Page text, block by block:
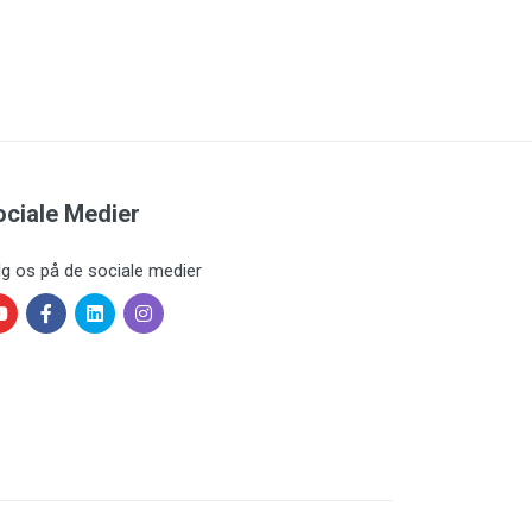
Medier
os på de sociale medier